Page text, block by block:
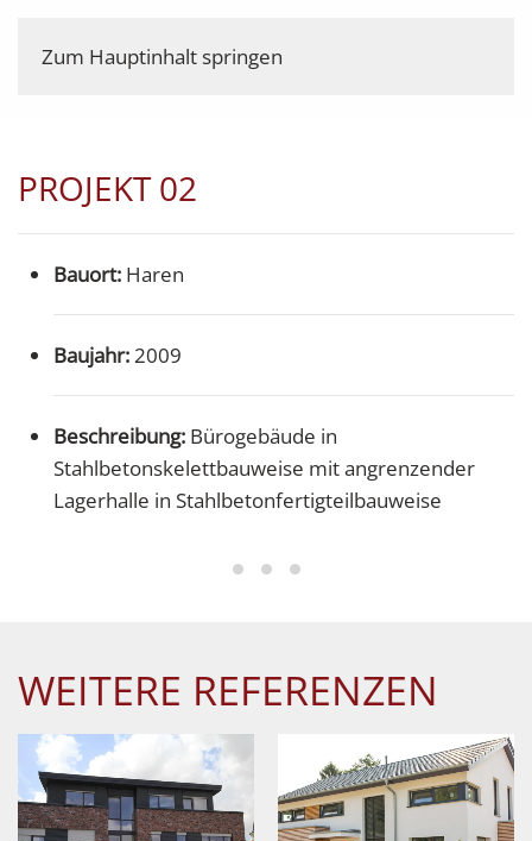
Zum Hauptinhalt springen
PROJEKT 02
Bauort: Haren
Baujahr:2009
Beschreibung: Bürogebäude in
Stahlbetonskelettbauweise mit angrenzender
Lagerhalle in Stahlbetonfertigteilbauweise
WEITERE REFERENZEN